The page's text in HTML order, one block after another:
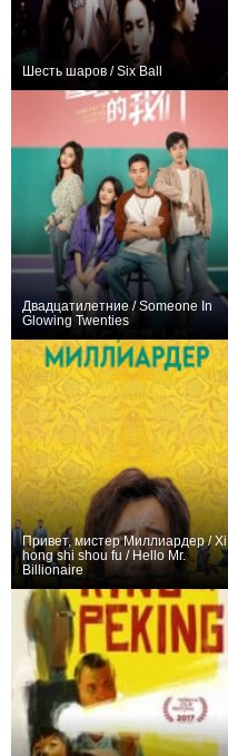
Шесть шаров / Six Ball
Двадцатилетние / Someone In
Glowing Twenties
Привет, мистер Миллиардер / Xi
hong shi shou fu / Hello Mr.
Billionaire